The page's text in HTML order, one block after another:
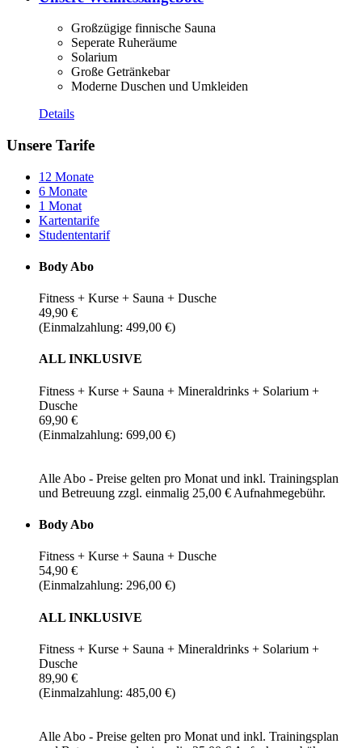
Großzügige finnische Sauna
Seperate Ruheräume
Solarium
Große Getränkebar
Moderne Duschen und Umkleiden
Details
Unsere Tarife
12 Monate
6 Monate
1 Monat
Kartentarife
Studententarif
Body Abo
Fitness + Kurse + Sauna + Dusche
49,90 €
(Einmalzahlung: 499,00 €)
ALL INKLUSIVE
Fitness + Kurse + Sauna + Mineraldrinks + Solarium +
Dusche
69,90 €
(Einmalzahlung: 699,00 €)
Alle Abo - Preise gelten pro Monat und inkl. Trainingsplan
und Betreuung zzgl. einmalig 25,00 € Aufnahmegebühr.
Body Abo
Fitness + Kurse + Sauna + Dusche
54,90 €
(Einmalzahlung: 296,00 €)
ALL INKLUSIVE
Fitness + Kurse + Sauna + Mineraldrinks + Solarium +
Dusche
89,90 €
(Einmalzahlung: 485,00 €)
Alle Abo - Preise gelten pro Monat und inkl. Trainingsplan